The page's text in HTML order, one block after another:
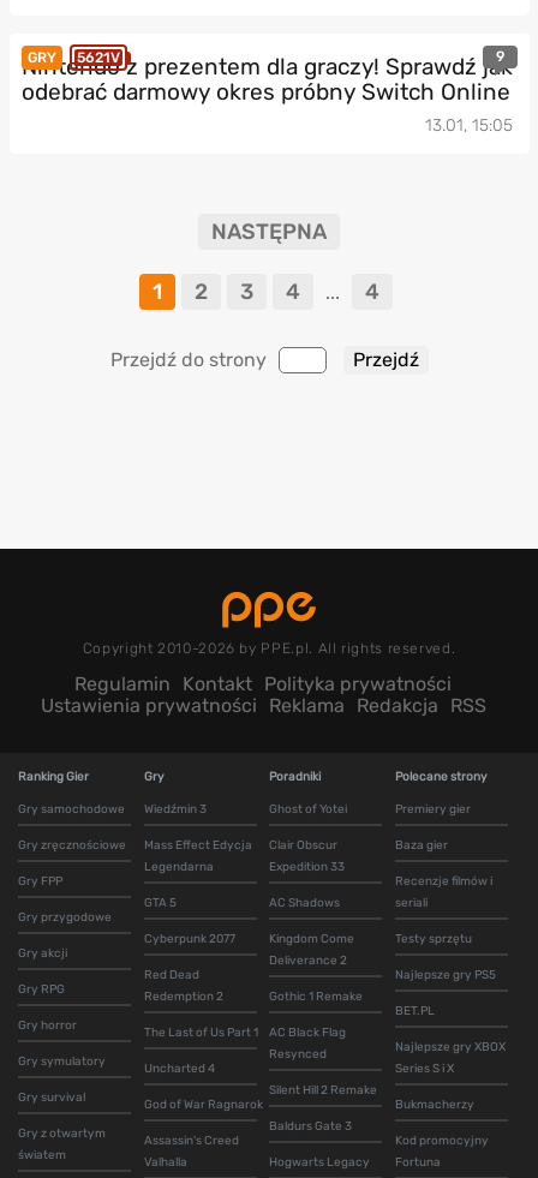
GRY 5621V 9
Nintendo z prezentem dla graczy! Sprawdź jak
odebrać darmowy okres próbny Switch Online
13.01, 15:05
NASTĘPNA
1 2 3 4 ... 4
Przejdź do strony
Copyright 2010-2026 by PPE.pl. All rights reserved.
Regulamin Kontakt Polityka prywatności
Ustawienia prywatności
Reklama Redakcja RSS
Ranking Gier
Gry samochodowe
Gry zręcznościowe
Gry FPP
Gry przygodowe
Gry akcji
Gry RPG
Gry horror
Gry symulatory
Gry survival
Gry z otwartym
światem
Gry
Wiedźmin 3
Mass Effect Edycja
Legendarna
GTA 5
Cyberpunk 2077
Red Dead
Redemption 2
The Last of Us Part 1
Uncharted 4
God of War Ragnarok
Assassin's Creed
Valhalla
Poradniki
Ghost of Yotei
Clair Obscur
Expedition 33
AC Shadows
Kingdom Come
Deliverance 2
Gothic 1 Remake
AC Black Flag
Resynced
Silent Hill 2 Remake
Baldurs Gate 3
Hogwarts Legacy
Polecane strony
Premiery gier
Baza gier
Recenzje filmów i
seriali
Testy sprzętu
Najlepsze gry PS5
BET.PL
Najlepsze gry XBOX
Series S i X
Bukmacherzy
Kod promocyjny
Fortuna